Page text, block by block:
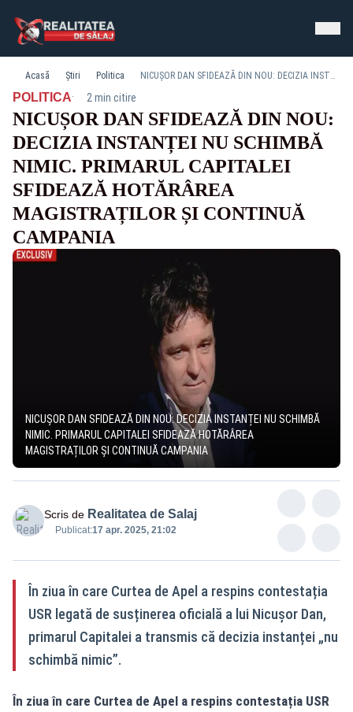
Acasă Știri Politica NICUȘOR DAN SFIDEAZĂ DIN NOU: DECIZIA INSTANȚEI NU SCHIMBĂ NIMIC. PRIMARUL CAPITALEI SFIDEAZĂ HOTĂRÂREA MAGISTRAȚILOR ȘI CONTINUĂ CAMPANIA
POLITICA· 2 min citire
NICUȘOR DAN SFIDEAZĂ DIN NOU:
DECIZIA INSTANȚEI NU SCHIMBĂ
NIMIC. PRIMARUL CAPITALEI
SFIDEAZĂ HOTĂRÂREA
MAGISTRAȚILOR ȘI CONTINUĂ
CAMPANIA
NICUȘOR DAN SFIDEAZĂ DIN NOU: DECIZIA INSTANȚEI NU SCHIMBĂ
NIMIC. PRIMARUL CAPITALEI SFIDEAZĂ HOTĂRÂREA
MAGISTRAȚILOR ȘI CONTINUĂ CAMPANIA
Scris de Realitatea de Salaj
Publicat:17 apr. 2025, 21:02
În ziua în care Curtea de Apel a respins contestația
USR legată de susținerea oficială a lui Nicușor Dan,
primarul Capitalei a transmis că decizia instanței „nu
schimbă nimic”.
În ziua în care Curtea de Apel a respins contestația USR